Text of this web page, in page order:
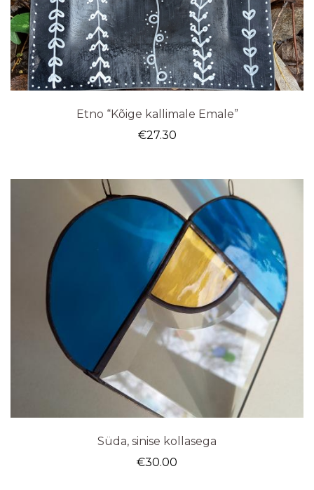
Etno “Kõige kallimale Emale”
€27.30
Süda, sinise kollasega
€30.00